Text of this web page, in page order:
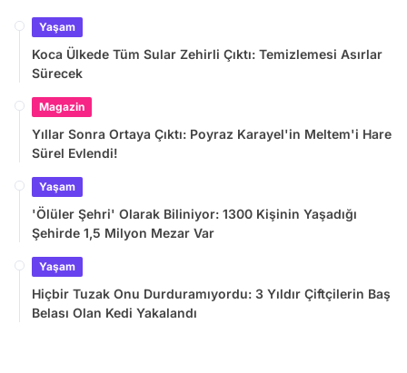
Yaşam
Koca Ülkede Tüm Sular Zehirli Çıktı: Temizlemesi Asırlar
Sürecek
Magazin
Yıllar Sonra Ortaya Çıktı: Poyraz Karayel'in Meltem'i Hare
Sürel Evlendi!
Yaşam
'Ölüler Şehri' Olarak Biliniyor: 1300 Kişinin Yaşadığı
Şehirde 1,5 Milyon Mezar Var
Yaşam
Hiçbir Tuzak Onu Durduramıyordu: 3 Yıldır Çiftçilerin Baş
Belası Olan Kedi Yakalandı